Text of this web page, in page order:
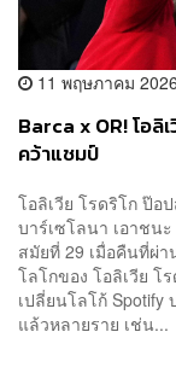
11 พฤษภาคม 2026
Barca x OR! โอลิ
คว้าแชมป์
โอลิเวีย โรดริโก ป๊อ
บาร์เซโลนา เอาชน
สมัยที่ 29 เมื่อคืนที่ผ่า
โลโกของ โอลิเวีย
เปลี่ยนโลโก้
แล้วหลายราย เช่น...